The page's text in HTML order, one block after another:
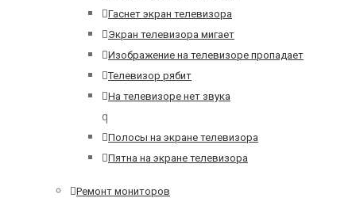
Гаснет экран телевизора
Экран телевизора мигает
Изображение на телевизоре пропадает
Телевизор рябит
На телевизоре нет звука
q
Полосы на экране телевизора
Пятна на экране телевизора
Ремонт мониторов